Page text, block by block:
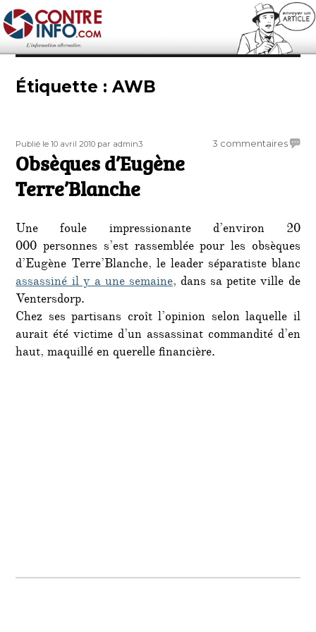
Contre-Info
Étiquette :AWB
Publié
le
Publié le 10 avril 2010 Auteur
par admin3 3 commentairessur
Obsèques d’Eugène
Terre’Blanche
Une foule impressionante d’environ 20
000 personnes s’est rassemblée pour les obsèques
d’Eugène Terre’Blanche, le leader séparatiste blanc
assassiné il y a une semaine, dans sa petite ville de
Ventersdorp.
Chez ses partisans croît l’opinion selon laquelle il
aurait été victime d’un assassinat commandité d’en
haut, maquillé en querelle financière.